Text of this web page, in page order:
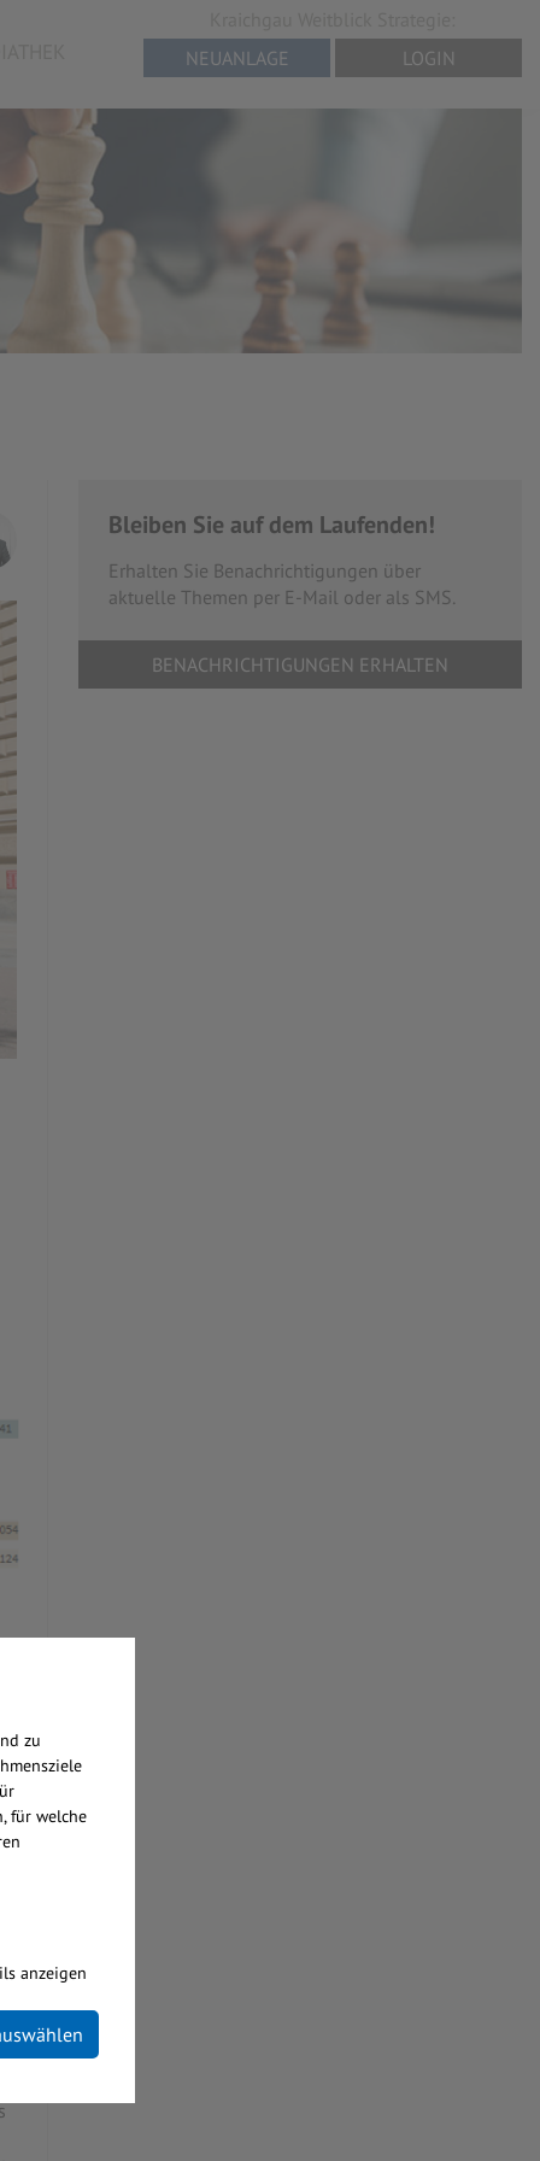
NEUANLAGE
LOGIN
Bleiben Sie auf dem Laufenden!
Erhalten Sie Benachrichtigungen über
aktuelle Themen per E-Mail oder als SMS.
BENACHRICHTIGUNGEN ERHALTEN
zu
für welche
anzeigen